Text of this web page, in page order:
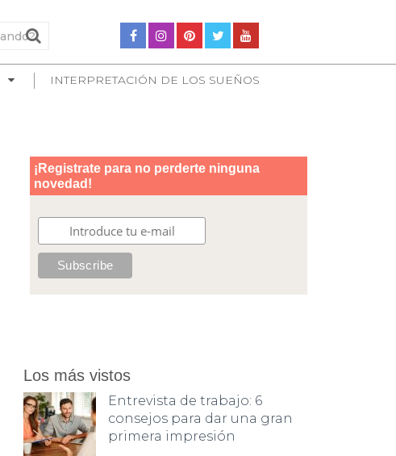
INTERPRETACIÓN DE LOS SUEÑOS
Los más vistos
Entrevista de trabajo: 6
consejos para dar una gran
primera impresión